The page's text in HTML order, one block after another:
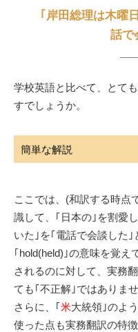
｢岸田総理は木曜
話で
学校英語と比べて、とて
すでしょうか。
簡単な解説
ここでは、(和訳する時点
識して、｢日本の｣を割愛
いた｣を｢電話で会談した
｢hold(held)｣の意味を覚え
されるのに対して、実務
ても｢不正解｣ではありませ
さらに、｢米大統領｣のよ
使った点も実務翻訳の特徴